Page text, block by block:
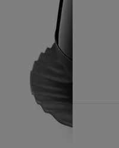
preț inițial 449,99 RON